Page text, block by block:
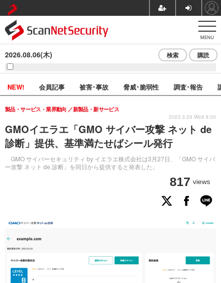
MENU
2026.08.06(木) 検索 購読
NEW! 会員記事 被害･事故 脅威･脆弱性 調査･報告
GMOイエラエ「GMO サイバー攻撃 ネット de
診断」提供、基準満たせばシール発行
GMO サイバーセキュリティ by イエラエ株式会社は3月27日、「GMO サイバ
ー攻撃 ネット de 診断」を同日から提供すると発表した。
製品・サービス・業界動向 新製品・新サービス
817 views
2023.3.29 Wed 8:00